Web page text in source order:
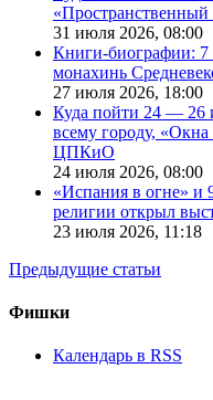
31 июля 2026, 08:00
Книги-биографии: 7
монахинь
27 июля 2026, 18:00
Куда пойти 24 — 26
всему городу,
ЦПКиО
24 июля 2026, 08:00
«Испания в огне» и
религии открыл
23 июля 2026, 11:18
Предыдущие статьи
Фишки
Календарь в RSS